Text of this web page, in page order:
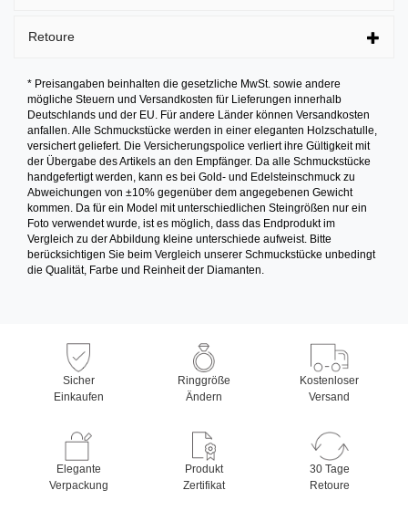
Retoure
* Preisangaben beinhalten die gesetzliche MwSt. sowie andere
mögliche Steuern und Versandkosten für Lieferungen innerhalb
Deutschlands und der EU. Für andere Länder können Versandkosten
anfallen. Alle Schmuckstücke werden in einer eleganten Holzschatulle,
versichert geliefert. Die Versicherungspolice verliert ihre Gültigkeit mit
der Übergabe des Artikels an den Empfänger. Da alle Schmuckstücke
handgefertigt werden, kann es bei Gold- und Edelsteinschmuck zu
Abweichungen von ±10% gegenüber dem angegebenen Gewicht
kommen. Da für ein Model mit unterschiedlichen Steingrößen nur ein
Foto verwendet wurde, ist es möglich, dass das Endprodukt im
Vergleich zu der Abbildung kleine unterschiede aufweist. Bitte
berücksichtigen Sie beim Vergleich unserer Schmuckstücke unbedingt
die Qualität, Farbe und Reinheit der Diamanten.
Sicher
Einkaufen
Ringgröße
Ändern
Kostenloser
Versand
Elegante
Verpackung
Produkt
Zertifikat
30 Tage
Retoure